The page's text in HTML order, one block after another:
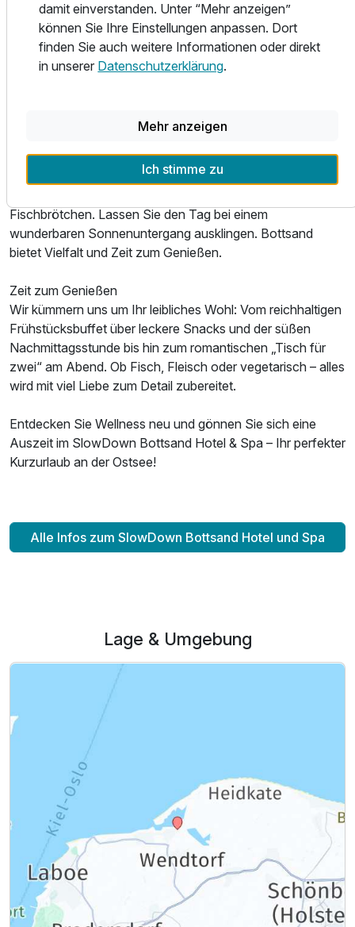
Ausstattung
Für 3 Tage
Zimmer mit Privat-Wellness
Erleben Sie SlowDown Momente auch in unseren
Zimmern. Mit eigener Dampfsauna, Doppelregendusche,
Eine Umgebung zum Entspannen – direkt an der Ostsee
Spazieren Sie auf der neuen Ostseepromenade zur
Seebrücke, besuchen Sie den Strand und das
Fischbrötchen. Lassen Sie den Tag bei einem
wunderbaren Sonnenuntergang ausklingen. Bottsand
bietet Vielfalt und Zeit zum Genießen.
Zeit zum Genießen
Wir kümmern uns um Ihr leibliches Wohl: Vom reichhaltigen
Frühstücksbuffet über leckere Snacks und der süßen
Nachmittagsstunde bis hin zum romantischen „Tisch für
zwei“ am Abend. Ob Fisch, Fleisch oder vegetarisch – alles
wird mit viel Liebe zum Detail zubereitet.
Entdecken Sie Wellness neu und gönnen Sie sich eine
Auszeit im SlowDown Bottsand Hotel & Spa – Ihr perfekter
Kurzurlaub an der Ostsee!
Alle Infos zum SlowDown Bottsand Hotel und Spa
Lage & Umgebung
damit einverstanden. Unter “Mehr anzeigen”
können Sie Ihre Einstellungen anpassen. Dort
finden Sie auch weitere Informationen oder direkt
in unserer Datenschutzerklärung.
Mehr anzeigen
Ich stimme zu